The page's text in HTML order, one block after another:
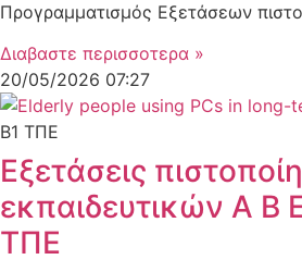
Προγραμματισμός Εξετάσεων
Διαβαστε περισσοτερα »
20/05/2026 07:27
Β1 ΤΠΕ
Εξετάσεις
εκπαιδευτικών Α Β
ΤΠΕ